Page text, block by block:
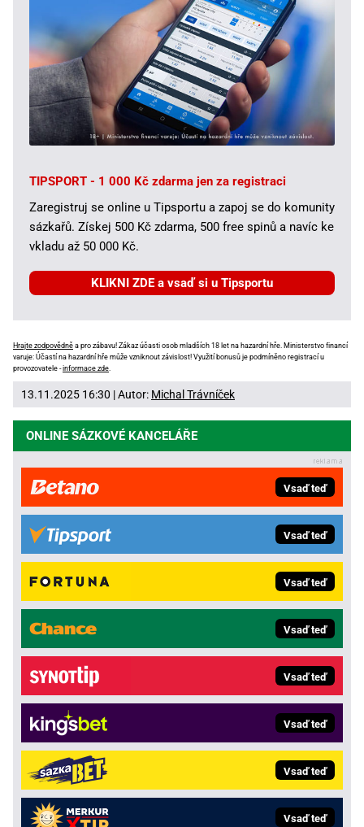
TIPSPORT - 1 000 Kč zdarma jen za registraci
Zaregistruj se online u Tipsportu a zapoj se do komunity
sázkařů. Získej 500 Kč zdarma, 500 free spinů a navíc ke
vkladu až 50 000 Kč.
KLIKNI ZDE a vsaď si u Tipsportu
Hrajte zodpovědně a pro zábavu! Zákaz účasti osob mladších 18 let na hazardní hře. Ministerstvo financí
varuje: Účastí na hazardní hře může vzniknout závislost! Využití bonusů je podmíněno registrací u
provozovatele -informace zde
13.11.2025 16:30 | Autor: Michal Trávníček
ONLINE SÁZKOVÉ KANCELÁŘE
Vsaď teď
Vsaď teď
Vsaď teď
Vsaď teď
Vsaď teď
Vsaď teď
Vsaď teď
Vsaď teď